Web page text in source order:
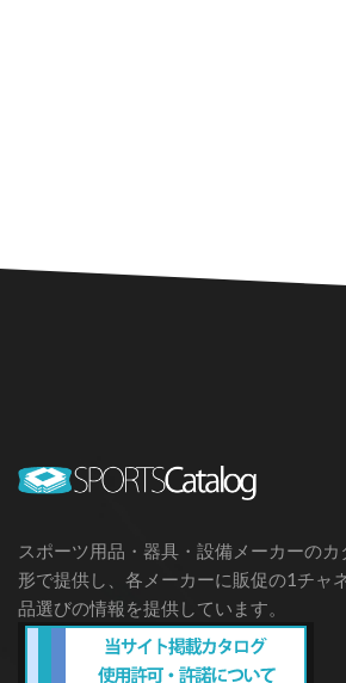
スポーツ用品・器具・設備メーカーの
形で提供し、各メーカーに販促の1チャ
品選びの情報を提供しています。